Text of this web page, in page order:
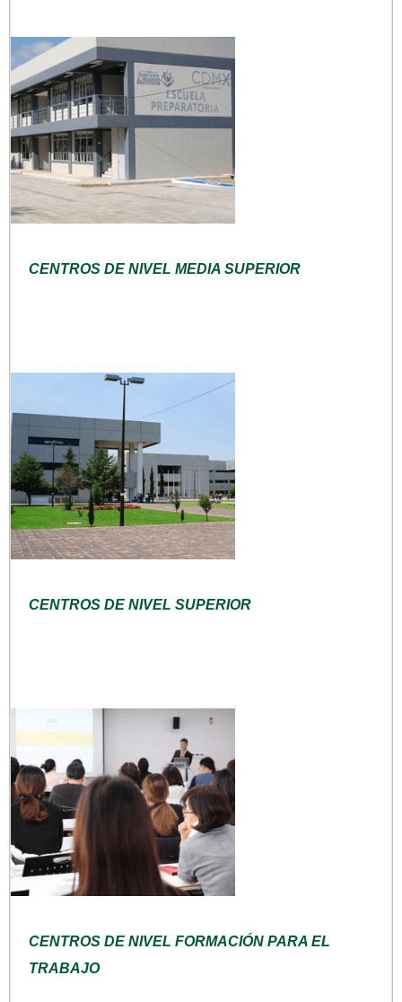
CENTROS DE NIVEL MEDIA SUPERIOR
CENTROS DE NIVEL SUPERIOR
CENTROS DE NIVEL FORMACIÓN PARA EL
TRABAJO